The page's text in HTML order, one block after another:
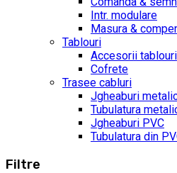
Intr. modulare
Masura &
Tablouri
Accesorii tablouri
Cofrete
Trasee cabluri
Jgheaburi
Tubulatura
Jgheaburi PVC
Tubulatura din
Filtre